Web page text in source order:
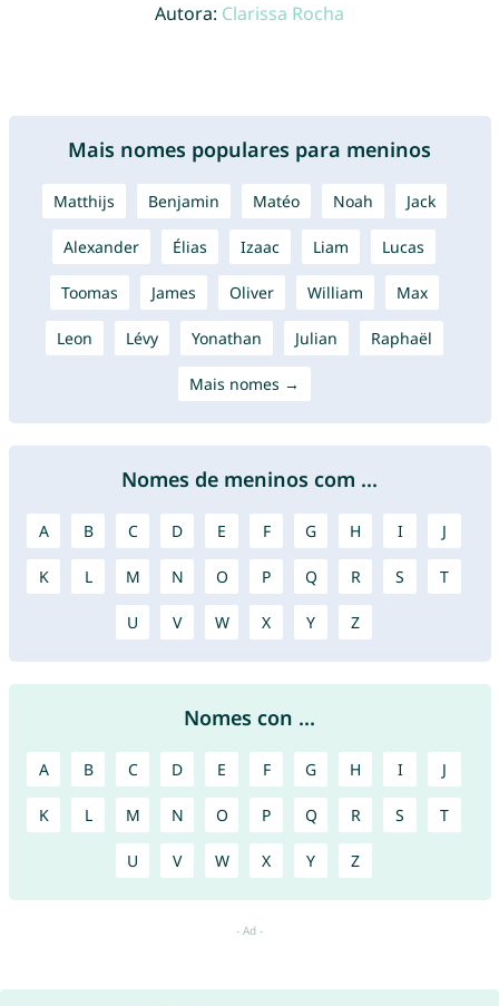
Autora: Clarissa Rocha
Mais nomes populares para meninos
Matthijs Benjamin Matéo Noah Jack
Alexander Élias Izaac Liam Lucas
Toomas James Oliver William Max
Leon Lévy Yonathan Julian Raphaël
Mais nomes →
Nomes de meninos com ...
A B C D E F G H I J
K L M N O P Q R S T
U V W X Y Z
Nomes con ...
A B C D E F G H I J
K L M N O P Q R S T
U V W X Y Z